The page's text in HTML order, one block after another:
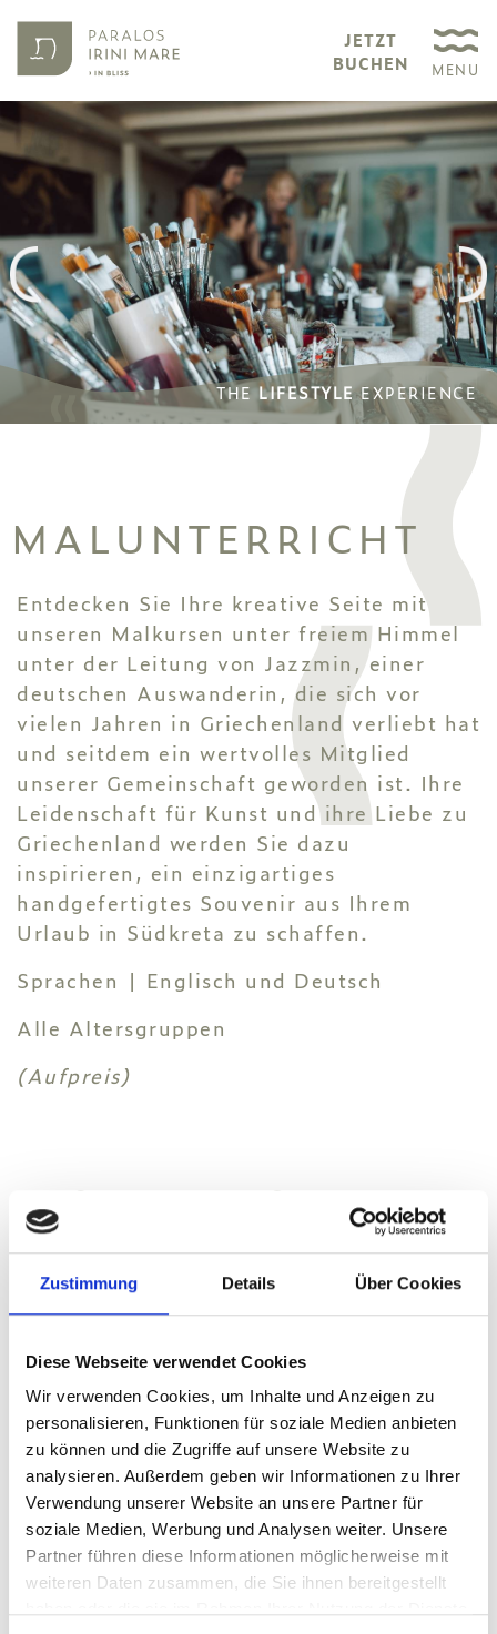
Zustimmung Details Über Cookies
Diese Webseite verwendet Cookies
Wir verwenden Cookies, um Inhalte und Anzeigen zu
personalisieren, Funktionen für soziale Medien anbieten
zu können und die Zugriffe auf unsere Website zu
analysieren. Außerdem geben wir Informationen zu Ihrer
Verwendung unserer Website an unsere Partner für
soziale Medien, Werbung und Analysen weiter. Unsere
Partner führen diese Informationen möglicherweise mit
weiteren Daten zusammen, die Sie ihnen bereitgestellt
JETZT
BUCHEN
MENU
THELIFESTYLEEXPERIENCE
MALUNTERRICHT
Entdecken Sie Ihre kreative Seite mit
unseren Malkursen unter freiem Himmel
unter der Leitung von Jazzmin, einer
deutschen Auswanderin, die sich vor
vielen Jahren in Griechenland verliebt hat
und seitdem ein wertvolles Mitglied
unserer Gemeinschaft geworden ist. Ihre
Leidenschaft für Kunst und ihre Liebe zu
Griechenland werden Sie dazu
inspirieren, ein einzigartiges
handgefertigtes Souvenir aus Ihrem
Urlaub in Südkreta zu schaffen.
Sprachen | Englisch und Deutsch
Alle Altersgruppen
(Aufpreis)
AUCH ANZEIGEN
AUSFLÜGE
MASSAGE
FITNESS & SPORT
MALUNTERRICHT
NATURLIEBHABER
FAHRTEN ÜBER LAND